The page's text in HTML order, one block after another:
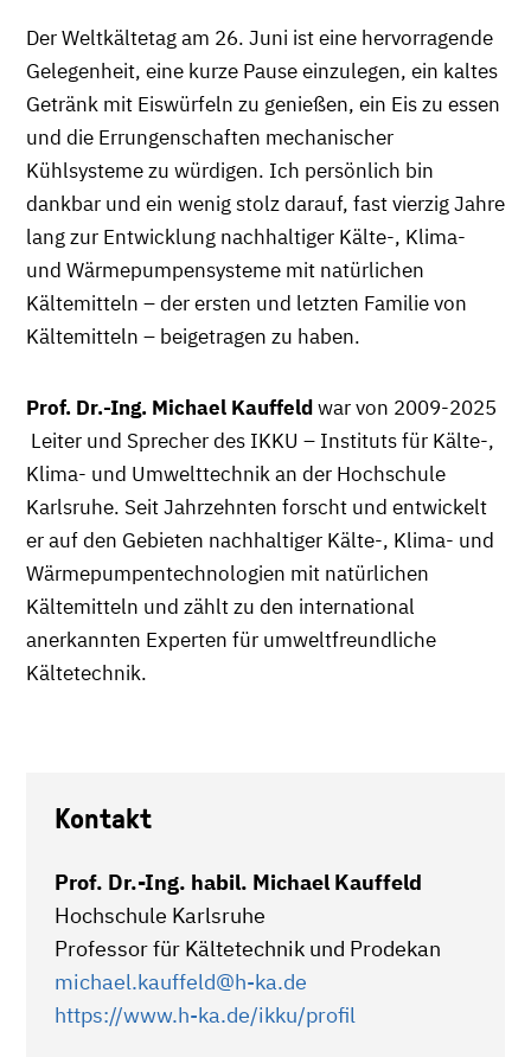
Der Weltkältetag am 26. Juni ist eine hervorragende
Gelegenheit, eine kurze Pause einzulegen, ein kaltes
Getränk mit Eiswürfeln zu genießen, ein Eis zu essen
und die Errungenschaften mechanischer
Kühlsysteme zu würdigen. Ich persönlich bin
dankbar und ein wenig stolz darauf, fast vierzig Jahre
lang zur Entwicklung nachhaltiger Kälte-, Klima-
und Wärmepumpensysteme mit natürlichen
Kältemitteln – der ersten und letzten Familie von
Kältemitteln – beigetragen zu haben.
Prof. Dr.-Ing. Michael Kauffeldwar von 2009-2025
Leiter und Sprecher des IKKU – Instituts für Kälte-,
Klima- und Umwelttechnik an der Hochschule
Karlsruhe. Seit Jahrzehnten forscht und entwickelt
er auf den Gebieten nachhaltiger Kälte-, Klima- und
Wärmepumpentechnologien mit natürlichen
Kältemitteln und zählt zu den international
anerkannten Experten für umweltfreundliche
Kältetechnik.
Kontakt
Prof. Dr.-Ing. habil. Michael Kauffeld
Hochschule Karlsruhe
Professor für Kältetechnik und Prodekan
michael.kauffeld@h-ka.de
https://www.h-ka.de/ikku/profil